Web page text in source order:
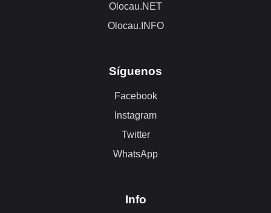
Olocau.NET
Olocau.INFO
Síguenos
Facebook
Instagram
Twitter
WhatsApp
Info